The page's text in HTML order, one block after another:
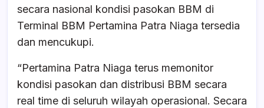
secara nasional kondisi pasokan BBM di
Terminal BBM Pertamina Patra Niaga tersedia
dan mencukupi.
“Pertamina Patra Niaga terus memonitor
kondisi pasokan dan distribusi BBM secara
real time di seluruh wilayah operasional. Secara